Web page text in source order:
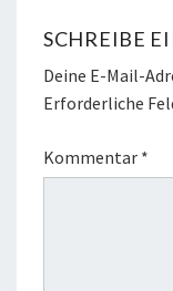
SCHREIBE
Deine E-Mail-
Erforderliche
Kommentar *